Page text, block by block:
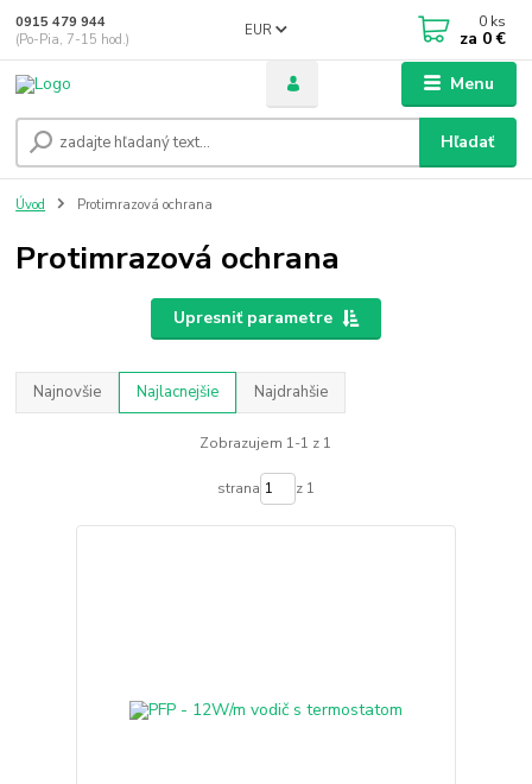
Menu
EUR
Hľadať
0915 479 944
(Po-Pia, 7-15 hod.)
0 ks
za 0 €
Úvod Protimrazová ochrana
Protimrazová ochrana
Upresniť parametre
Najnovšie Najlacnejšie Najdrahšie
Zobrazujem 1-1 z 1
strana z 1